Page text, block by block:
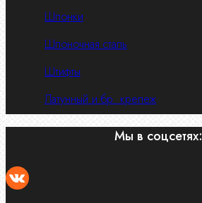
Шпонки
Шпоночная сталь
Штифты
Латунный и бр. крепеж
Мы в соцсетях: